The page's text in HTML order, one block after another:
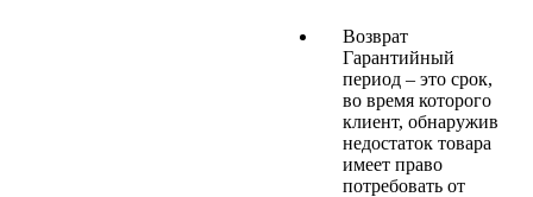
Возврат
Гарантийный
период – это срок,
во время которого
клиент, обнаружив
недостаток товара
имеет право
потребовать от